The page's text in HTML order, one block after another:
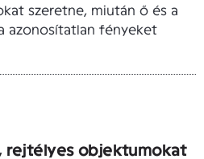
szeretne, miután ő és a
azonosítatlan fényeket
rejtélyes objektumokat